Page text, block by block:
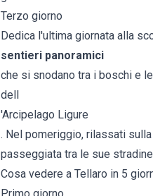
Terzo giorno
Dedica l'ultima giornata alla
sentieri panoramici
che si snodano tra i boschi e
dell
'Arcipelago Ligure
. Nel pomeriggio, rilassati
passeggiata tra le sue
Cosa vedere a Tellaro in 5